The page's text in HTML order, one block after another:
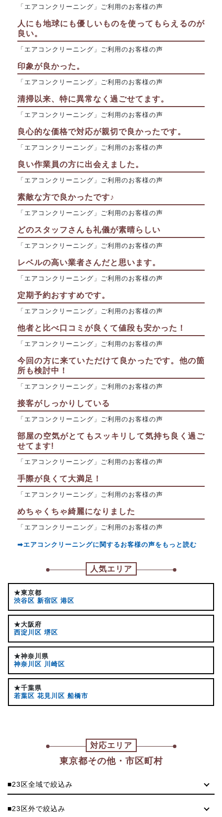
「エアコンクリーニング」ご利用のお客様の声
人にも地球にも優しいものを使ってもらえるのが
良い。
「エアコンクリーニング」ご利用のお客様の声
印象が良かった。
「エアコンクリーニング」ご利用のお客様の声
清掃以来、特に異常なく過ごせてます。
「エアコンクリーニング」ご利用のお客様の声
良心的な価格で対応が親切で良かったです。
「エアコンクリーニング」ご利用のお客様の声
良い作業員の方に出会えました。
「エアコンクリーニング」ご利用のお客様の声
素敵な方で良かったです♪
「エアコンクリーニング」ご利用のお客様の声
どのスタッフさんも礼儀が素晴らしい
「エアコンクリーニング」ご利用のお客様の声
レベルの高い業者さんだと思います。
「エアコンクリーニング」ご利用のお客様の声
定期予約おすすめです。
「エアコンクリーニング」ご利用のお客様の声
他者と比べ口コミが良くて値段も安かった！
「エアコンクリーニング」ご利用のお客様の声
今回の方に来ていただけて良かったです。他の箇
所も検討中！
「エアコンクリーニング」ご利用のお客様の声
接客がしっかりしている
「エアコンクリーニング」ご利用のお客様の声
部屋の空気がとてもスッキリして気持ち良く過ご
せてます!
「エアコンクリーニング」ご利用のお客様の声
手際が良くて大満足！
「エアコンクリーニング」ご利用のお客様の声
めちゃくちゃ綺麗になりました
「エアコンクリーニング」ご利用のお客様の声
➡エアコンクリーニングに関するお客様の声をもっと読む
人気エリア
★東京都
渋谷区 新宿区 港区
★大阪府
西淀川区 堺区
★神奈川県
神奈川区 川崎区
★千葉県
若葉区 花見川区 船橋市
対応エリア
東京都その他・市区町村
■23区全域で絞込み
■23区外で絞込み